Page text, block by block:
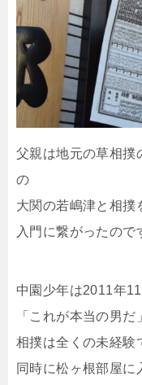
父親は地元の草相撲
の
大関の若嶋津と相撲
入門に繋がったので
中園少年は2011年
「これが本当の男
相撲は全くの未経験
同時に松ヶ根部屋に